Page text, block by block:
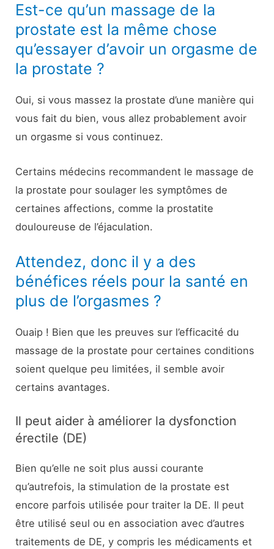
Est-ce qu’un massage de la
prostate est la même chose
qu’essayer d’avoir un orgasme de
la prostate ?
Oui, si vous massez la prostate d’une manière qui
vous fait du bien, vous allez probablement avoir
un orgasme si vous continuez.
Certains médecins recommandent le massage de
la prostate pour soulager les symptômes de
certaines affections, comme la prostatite
douloureuse de l’éjaculation.
Attendez, donc il y a des
bénéfices réels pour la santé en
plus de l’orgasmes ?
Ouaip ! Bien que les preuves sur l’efficacité du
massage de la prostate pour certaines conditions
soient quelque peu limitées, il semble avoir
certains avantages.
Il peut aider à améliorer la dysfonction
érectile (DE)
Bien qu’elle ne soit plus aussi courante
qu’autrefois, la stimulation de la prostate est
encore parfois utilisée pour traiter la DE. Il peut
être utilisé seul ou en association avec d’autres
traitements de DE, y compris les médicaments et